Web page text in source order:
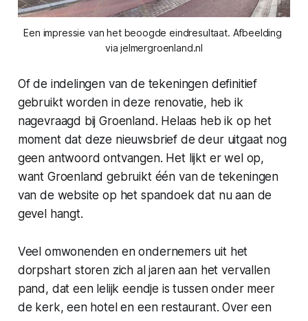
Een impressie van het beoogde eindresultaat. Afbeelding
via jelmergroenland.nl
Of de indelingen van de tekeningen definitief
gebruikt worden in deze renovatie, heb ik
nagevraagd bij Groenland. Helaas heb ik op het
moment dat deze nieuwsbrief de deur uitgaat nog
geen antwoord ontvangen. Het lijkt er wel op,
want Groenland gebruikt één van de tekeningen
van de website op het spandoek dat nu aan de
gevel hangt.
Veel omwonenden en ondernemers uit het
dorpshart storen zich al jaren aan het vervallen
pand, dat een lelijk eendje is tussen onder meer
de kerk, een hotel en een restaurant. Over een